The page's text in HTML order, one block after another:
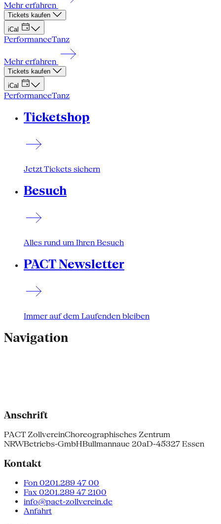
Mehr erfahren
Tickets kaufen
iCal
PerformanceTanz
Mehr erfahren
Tickets kaufen
iCal
PerformanceTanz
Ticketshop
Jetzt Tickets sichern
Besuch
Alles rund um Ihren Besuch
PACT Newsletter
Immer auf dem Laufenden bleiben
Navigation
Anschrift
PACT ZollvereinChoreographisches Zentrum
NRWBetriebs-GmbHBullmannaue 20aD-45327 Essen
Kontakt
Fon 0201.289 47 00
Fax 0201.289 47 2100
info@pact-zollverein.de
Anfahrt